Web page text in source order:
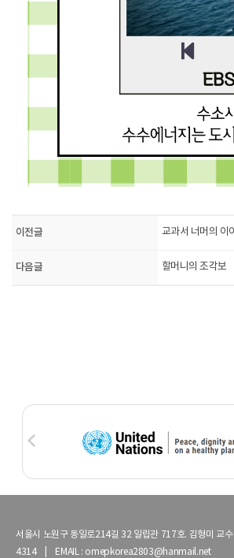
이전글 교과서 너머의 이
다음글 할머니의 조각보
서울시 노원구 동일로214길 32 일립관 717호. 김형미
4314 | EMAIL : omepkorea2803@hanmail.net